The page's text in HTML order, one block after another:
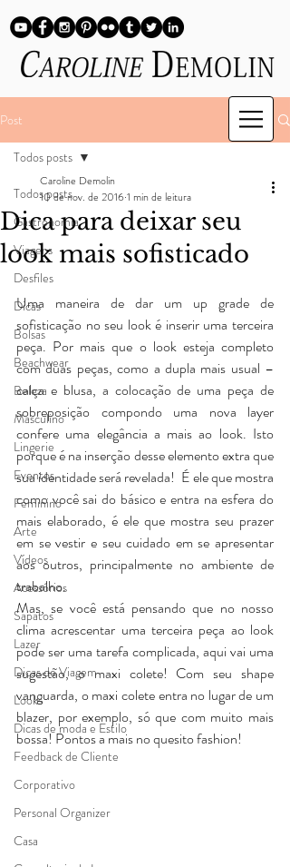
Post
Todos posts
Gastronomia
Viagens
Desfiles
Dicas
Bolsas
Beachwear
Beleza
Masculino
Lingerie
Eventos
Feminino
Arte
Vídeos
Acessórios
Sapatos
Lazer
Dicas de Viagem
Looks
Dicas de moda e Estilo
Feedback de Cliente
Corporativo
Personal Organizer
Casa
Todos posts
Dica para deixar seu
look mais sofisticado
Caroline Demolin
10 de nov. de 20161 min de leitura
Uma maneira de dar um up grade de
sofisticação no seu look é inserir uma terceira
peça. Por mais que o look esteja completo
com duas peças, como a dupla mais usual –
calça e blusa, a colocação de uma peça de
sobreposição compondo uma nova layer
confere uma elegância a mais ao look. Isto
porque é na inserção desse elemento extra que
sua identidade será revelada!  É ele que mostra
como você sai do básico e entra na esfera do
mais elaborado, é ele que mostra seu prazer
em se vestir e seu cuidado em se apresentar
aos outros, principalmente no ambiente de
trabalho.
Mas, se você está pensando que no nosso
clima acrescentar uma terceira peça ao look
pode ser uma tarefa complicada, aqui vai uma
sugestão, o maxi colete! Com seu shape
vanguarda, o maxi colete entra no lugar de um
blazer, por exemplo, só que com muito mais
bossa! Pontos a mais no quesito fashion!